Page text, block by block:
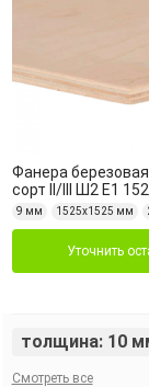
Фанера
сорт II/III Ш2 Е1
9 мм 1525х1525 мм
Уточнить
толщина: 10
Смотреть все